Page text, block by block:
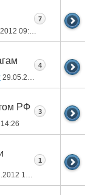
09:52
7
29.05.2012
4
РФ
14:26
3
15:33
1